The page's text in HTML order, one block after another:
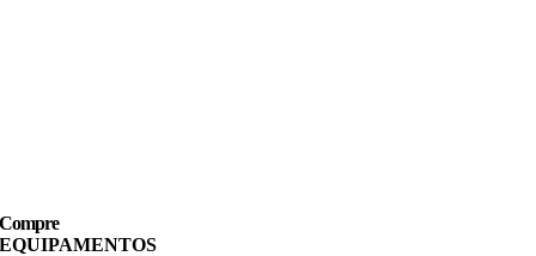
Compre
EQUIPAMENTOS